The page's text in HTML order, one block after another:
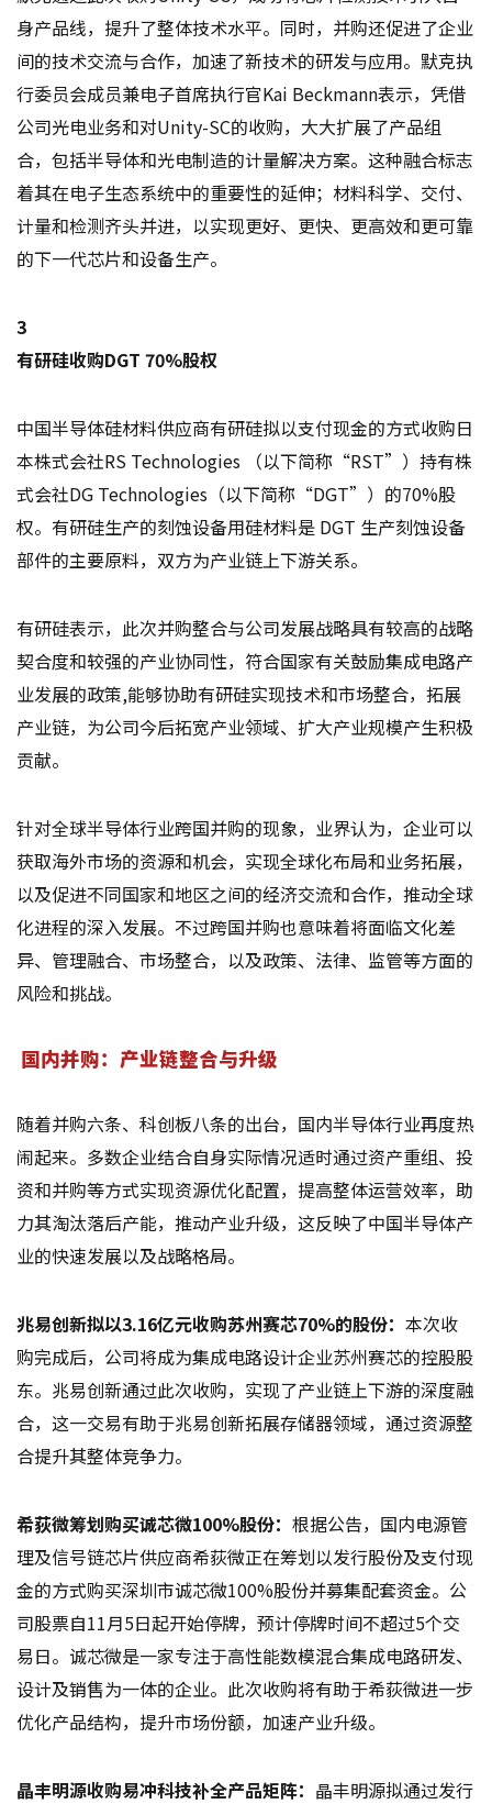
身产品线，提升了整体技术水平。同时，并购还促进了企业
间的技术交流与合作，加速了新技术的研发与应用。默克执
行委员会成员兼电子首席执行官Kai Beckmann表示，凭借
公司光电业务和对Unity-SC的收购，大大扩展了产品组
合，包括半导体和光电制造的计量解决方案。这种融合标志
着其在电子生态系统中的重要性的延伸；材料科学、交付、
计量和检测齐头并进，以实现更好、更快、更高效和更可靠
的下一代芯片和设备生产。
3
有研硅收购DGT 70%股权
中国半导体硅材料供应商有研硅拟以支付现金的方式收购日
本株式会社RS Technologies （以下简称“RST”）持有株
式会社DG Technologies（以下简称“DGT”）的70%股
权。有研硅生产的刻蚀设备用硅材料是 DGT 生产刻蚀设备
部件的主要原料，双方为产业链上下游关系。
有研硅表示，此次并购整合与公司发展战略具有较高的战略
契合度和较强的产业协同性，符合国家有关鼓励集成电路产
业发展的政策,能够协助有研硅实现技术和市场整合，拓展
产业链，为公司今后拓宽产业领域、扩大产业规模产生积极
贡献。
针对全球半导体行业跨国并购的现象，业界认为，企业可以
获取海外市场的资源和机会，实现全球化布局和业务拓展，
以及促进不同国家和地区之间的经济交流和合作，推动全球
化进程的深入发展。不过跨国并购也意味着将面临文化差
异、管理融合、市场整合，以及政策、法律、监管等方面的
风险和挑战。
国内并购：产业链整合与升级
随着并购六条、科创板八条的出台，国内半导体行业再度热
闹起来。多数企业结合自身实际情况适时通过资产重组、投
资和并购等方式实现资源优化配置，提高整体运营效率，助
力其淘汰落后产能，推动产业升级，这反映了中国半导体产
业的快速发展以及战略格局。
兆易创新拟以3.16亿元收购苏州赛芯70%的股份：本次收
购完成后，公司将成为集成电路设计企业苏州赛芯的控股股
东。兆易创新通过此次收购，实现了产业链上下游的深度融
合，这一交易有助于兆易创新拓展存储器领域，通过资源整
合提升其整体竞争力。
希荻微筹划购买诚芯微100%股份：根据公告，国内电源管
理及信号链芯片供应商希荻微正在筹划以发行股份及支付现
金的方式购买深圳市诚芯微100%股份并募集配套资金。公
司股票自11月5日起开始停牌，预计停牌时间不超过5个交
易日。诚芯微是一家专注于高性能数模混合集成电路研发、
设计及销售为一体的企业。此次收购将有助于希荻微进一步
优化产品结构，提升市场份额，加速产业升级。
晶丰明源收购易冲科技补全产品矩阵： 晶丰明源拟通过发行